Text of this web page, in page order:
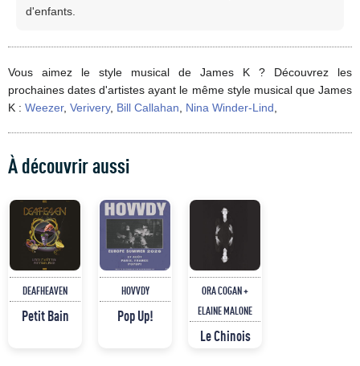
d'enfants.
Vous aimez le style musical de James K ? Découvrez les
prochaines dates d'artistes ayant le même style musical que James
K : Weezer, Verivery, Bill Callahan Nina Winder-Lind
À découvrir aussi
DEAFHEAVEN
Petit Bain
HOVVDY
Pop Up!
ORA COGAN +
ELAINE MALONE
Le Chinois